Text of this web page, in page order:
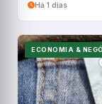
Há 1 dias
ECONOMIA &